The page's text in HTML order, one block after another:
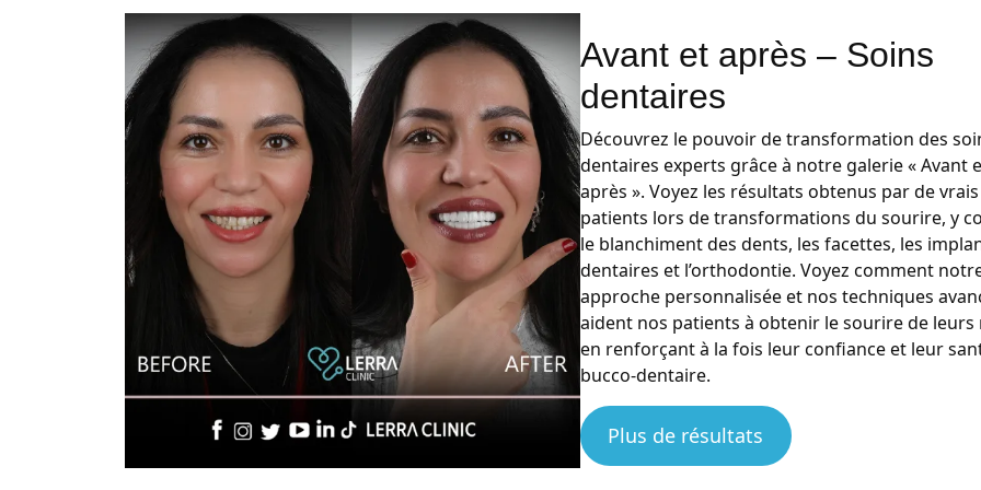
Avant et après – Soins
dentaires
Découvrez le pouvoir de transformation des
dentaires experts grâce à notre galerie « Avant
après ». Voyez les résultats obtenus par de vrais
patients lors de transformations du sourire, y
le blanchiment des dents, les facettes, les
dentaires et l’orthodontie. Voyez comment
approche personnalisée et nos techniques
aident nos patients à obtenir le sourire de leurs
en renforçant à la fois leur confiance et leur
bucco-dentaire.
Plus de résultats